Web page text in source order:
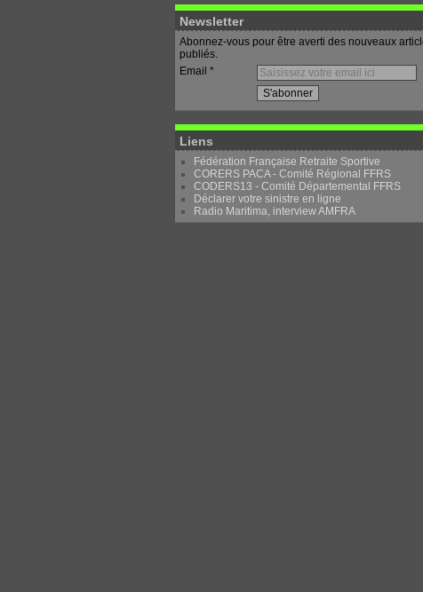
Newsletter
Abonnez-vous pour être averti des nouveaux
publiés.
Email
Liens
Fédération Française Retraite Sportive
CORERS PACA - Comité Régional FFRS
CODERS13 - Comité Départemental FFRS
Déclarer votre sinistre en ligne
Radio Maritima, interview AMFRA